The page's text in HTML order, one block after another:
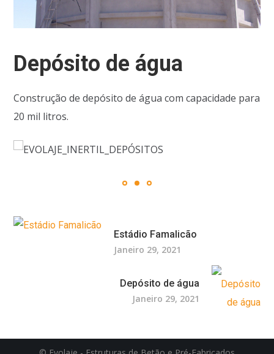
Depósito de água
Construção de depósito de água com capacidade para
20 mil litros.
Estádio Famalicão
Janeiro 29, 2021
Depósito de água
Janeiro 29, 2021